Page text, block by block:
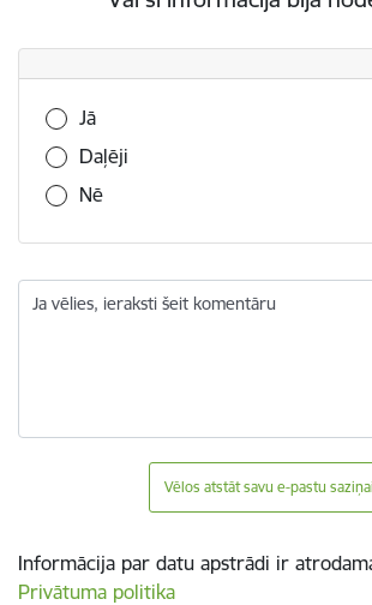
Vai šī informācija bija noderīga?
Jā
Daļēji
Nē
Ja vēlies, ieraksti šeit komentāru
Vēlos atstāt savu e-pastu saziņai
Informācija par datu apstrādi ir
Privātuma politika